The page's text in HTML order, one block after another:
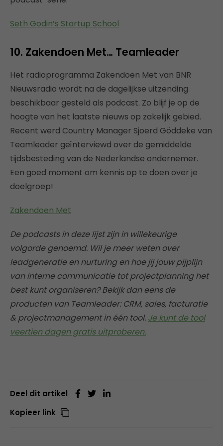
Seth Godin’s Startup School
10. Zakendoen Met… Teamleader
Het radioprogramma Zakendoen Met van BNR
Nieuwsradio wordt na de dagelijkse uitzending
beschikbaar gesteld als podcast. Zo blijf je op de
hoogte van het laatste nieuws op zakelijk gebied.
Recent werd Country Manager Sjoerd Göddeke van
Teamleader geïnterviewd over de gemiddelde
tijdsbesteding van de Nederlandse ondernemer.
Een goed moment om kennis op te doen over je
doelgroep!
Zakendoen Met
De podcasts in deze lijst zijn in willekeurige
volgorde genoemd. Wil je meer weten over
leadgeneratie en nurturing en hoe jij jouw pijplijn
van interne communicatie tot projectplanning het
best kunt organiseren? Bekijk dan eens de
producten van Teamleader: CRM, sales, facturatie
& projectmanagement in één tool. Je kunt de tool
veertien dagen gratis uitproberen.
Deel dit artikel
Kopieer link